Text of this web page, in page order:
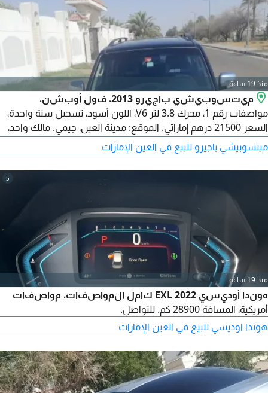
منذ 19 ساعة
ميتسوبيشي باجيرو 2013، فول أوبشن،
مواصفات رقم 1، محرك 3.8 لتر V6، اللون أسود، تسجيل سنة واحدة،
السعر 21500 درهم إماراتي. الموقع: مدينة العين، جيمي. مالك واحد،
أقل استهلاك وتآكل، حالة داخلية ممتازة.
ميتسوبيشي باجيرو للبيع في العين الإمارات
5
منذ 19 ساعة
هوندا أوديسي 2022 EXL كامل المواصفات، مواصفات
أمريكية، المسافة 28900 كم. للتواصل.
هوندا اوديسي للبيع في العين الإمارات